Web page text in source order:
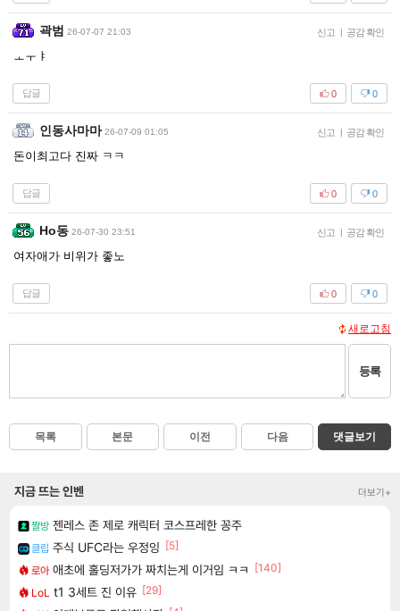
곽범 26-07-07 21:03 신고 | 공감 확인
ㅗㅜㅑ
답글 0
0
인동사마마 26-07-09 01:05 신고 | 공감 확인
돈이최고다 진짜 ㅋㅋ
답글 0
0
Ho동 26-07-30 23:51 신고 | 공감 확인
여자애가 비위가 좋노
답글 0
0
새로고침
등록
목록 본문 이전 다음 댓글보기
지금 뜨는 인벤 더보기+
짤방 젠레스 존 제로 캐릭터 코스프레한 꽁주
클립 주식 UFC라는 우정잉 [5]
로아 애초에 홀딩저가가 짜치는게 이거임 ㅋㅋ
[140]
LoL t1 3세트 진 이유 [29]